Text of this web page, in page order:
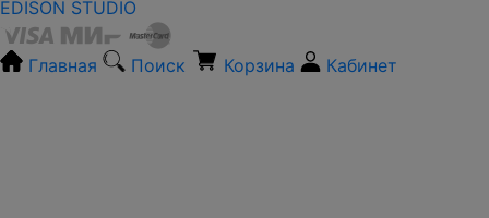
EDISON STUDIO
Главная Поиск Корзина Кабинет